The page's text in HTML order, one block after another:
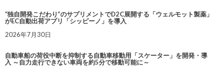
“独自開発こだわり”のサプリメントでD2C展開する「ウェルモット製薬」
がEC自動出荷アプリ「シッピーノ」を導入
2026年7月30日
自動車船の荷役中断を抑制する自動車移動用「スケーター」を開発・導
入 ～自力走行できない車両を約5分で移動可能に～